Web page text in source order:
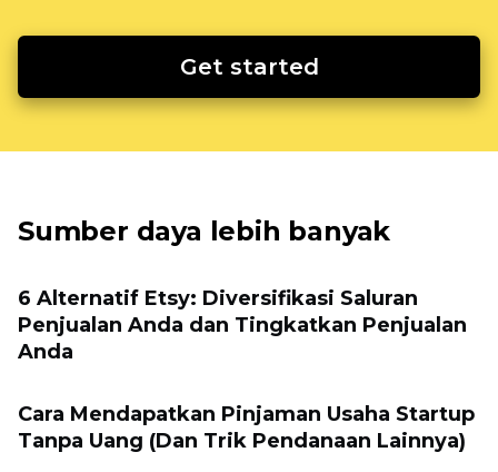
Get started
Sumber daya lebih banyak
6 Alternatif Etsy: Diversifikasi Saluran
Penjualan Anda dan Tingkatkan Penjualan
Anda
Cara Mendapatkan Pinjaman Usaha Startup
Tanpa Uang (Dan Trik Pendanaan Lainnya)